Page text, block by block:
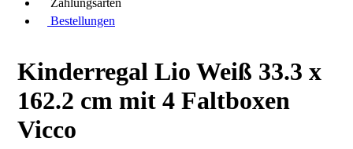
Zahlungsarten
Bestellungen
Kinderregal Lio Weiß 33.3 x
162.2 cm mit 4 Faltboxen
Vicco